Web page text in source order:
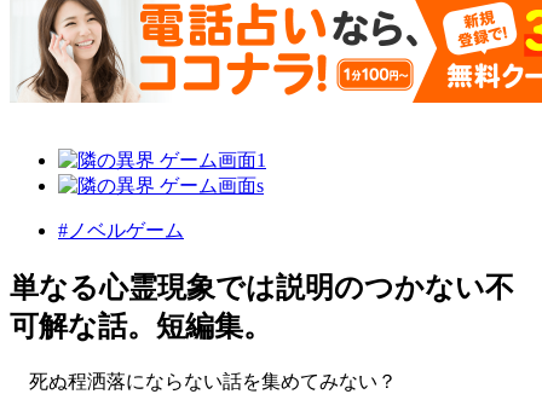
#ノベルゲーム
単なる心霊現象では説明のつかない不
可解な話。短編集。
死ぬ程洒落にならない話を集めてみない？